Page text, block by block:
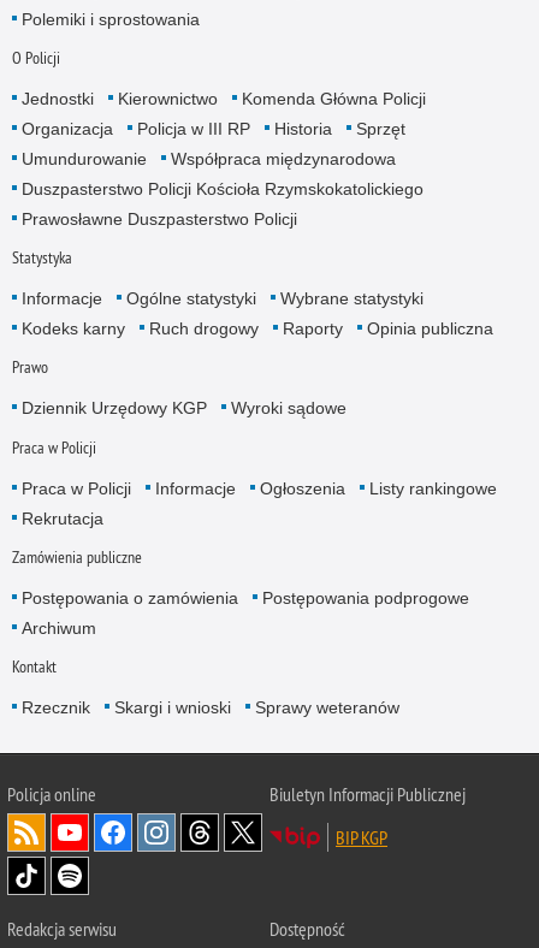
Polemiki i sprostowania
O Policji
Jednostki Kierownictwo
Komenda Główna Policji
Organizacja
Policja w III RP Historia
Sprzęt
Umundurowanie
Współpraca międzynarodowa
Duszpasterstwo Policji Kościoła Rzymskokatolickiego
Prawosławne Duszpasterstwo Policji
Statystyka
Informacje Ogólne statystyki
Wybrane statystyki
Kodeks karny
Ruch drogowy Raporty Opinia publiczna
Prawo
Dziennik Urzędowy KGP Wyroki sądowe
Praca w Policji
Praca w Policji Informacje Ogłoszenia
Listy rankingowe
Rekrutacja
Zamówienia publiczne
Postępowania o zamówienia
Postępowania podprogowe
Archiwum
Kontakt
Rzecznik Skargi i wnioski Sprawy weteranów
Policjaonline
Biuletyn Informacji Publicznej
BIP KGP
Redakcja serwisu Dostępność